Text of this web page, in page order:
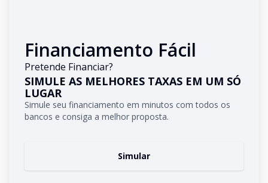
Financiamento Fácil
Pretende Financiar?
SIMULE AS MELHORES TAXAS EM UM SÓ
LUGAR
Simule seu financiamento em minutos com todos os
bancos e consiga a melhor proposta.
Simular